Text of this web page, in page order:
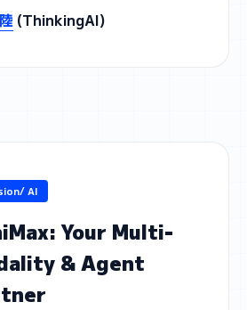
(ThinkingAI)
AI
Your Multi-
& Agent